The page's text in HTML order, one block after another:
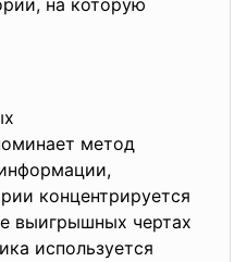
на которую
метод
концентрируется
выигрышных чертах
используется